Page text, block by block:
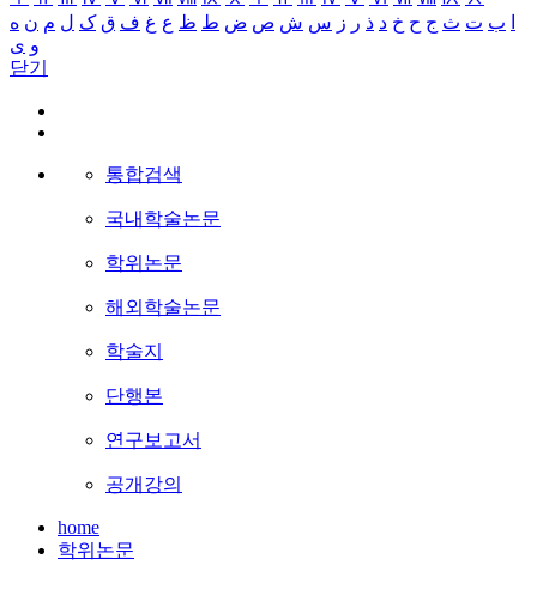
ب ت ث ج ح خ د ذ ر ز س ش ص ض ط ظ ع غ ف ق ک ل م ن ه
و ی
닫기
통합검색
국내학술논문
학위논문
해외학술논문
학술지
단행본
연구보고서
공개강의
home
학위논문